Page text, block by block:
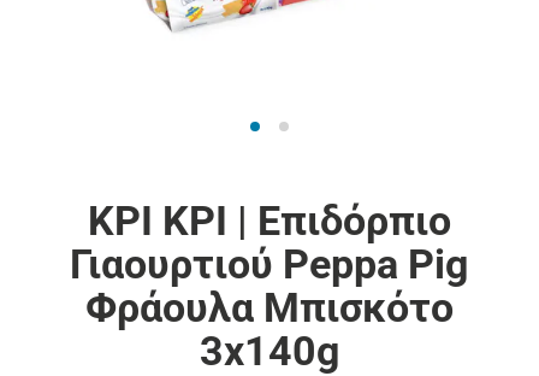
ΚΡΙ ΚΡΙ | Επιδόρπιο
Γιαουρτιού Peppa Pig
Φράουλα Μπισκότο
3x140g